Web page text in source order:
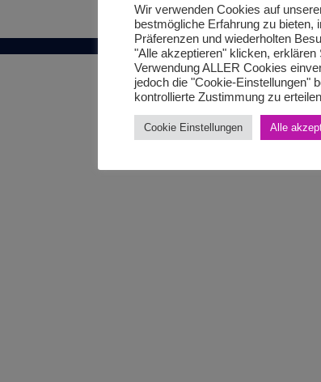
Wir verwenden Cookies auf
bestmögliche Erfahrung zu bieten,
Präferenzen und wiederholten
"Alle akzeptieren" klicken, erklären
Verwendung ALLER Cookies
jedoch die "Cookie-Einstellungen"
kontrollierte Zustimmung zu
Cookie Einstellungen Alle